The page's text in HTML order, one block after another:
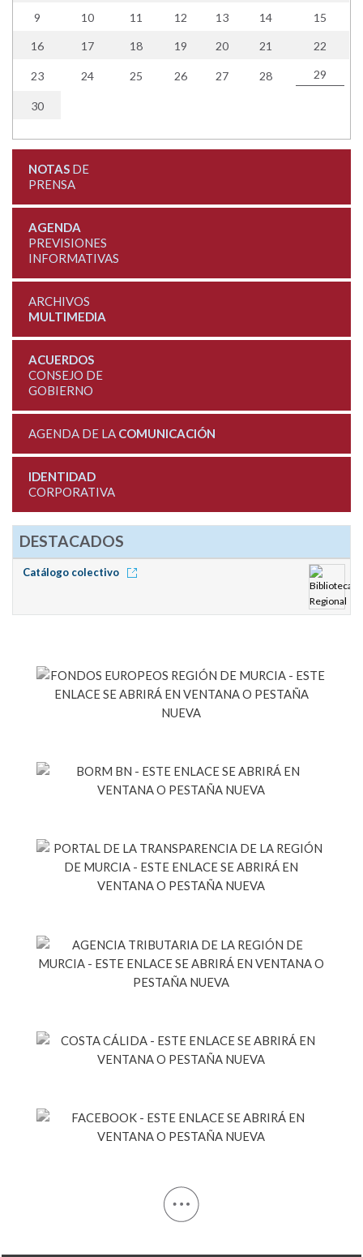
9 10 11 12 13 14 15
16 17 18 19 20 21 22
23 24 25 26 27 28 29
30
NOTASDE
PRENSA
AGENDA
PREVISIONES
INFORMATIVAS
ARCHIVOS
MULTIMEDIA
ACUERDOS
CONSEJO DE
GOBIERNO
AGENDA DE LA COMUNICACIÓN
IDENTIDAD
CORPORATIVA
DESTACADOS
Catálogo colectivo